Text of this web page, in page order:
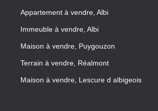
Appartement à vendre, Albi
Immeuble à vendre, Albi
Maison à vendre, Puygouzon
Terrain à vendre, Réalmont
Maison à vendre, Lescure d albigeois